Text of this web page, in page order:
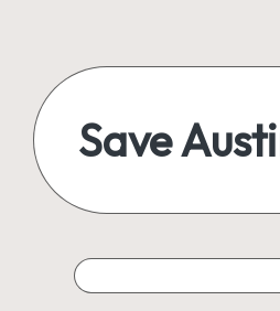
Save